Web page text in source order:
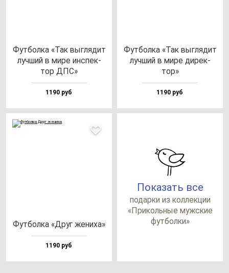
Фут­бол­ка «Так выг­ля­дит
луч­ший в ми­ре ин­спек­
тор ДПС»
1190 руб
Фут­бол­ка «Так выг­ля­дит
луч­ший в ми­ре ди­рек­
тор»
1190 руб
Фут­бол­ка «Друг же­ни­ха»
1190 руб
Показать все
по­дар­ки из кол­лек­ции
«При­коль­ные муж­ские
фут­бол­ки»